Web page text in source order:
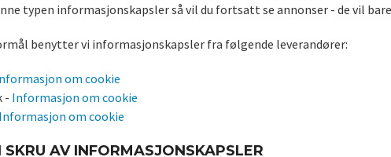
typen informasjonskapsler så vil du fortsatt se annonser - de vil
benytter vi informasjonskapsler fra følgende leverandører:
om cookie
- Informasjon om cookie
om cookie
AV INFORMASJONSKAPSLER